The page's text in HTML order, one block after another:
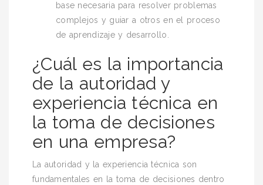
base necesaria para resolver problemas
complejos y guiar a otros en el proceso
de aprendizaje y desarrollo.
¿Cuál es la importancia
de la autoridad y
experiencia técnica en
la toma de decisiones
en una empresa?
La autoridad y la experiencia técnica son
fundamentales en la toma de decisiones dentro